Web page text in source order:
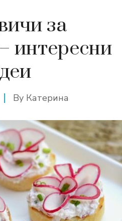
за
интересни
By Катерина